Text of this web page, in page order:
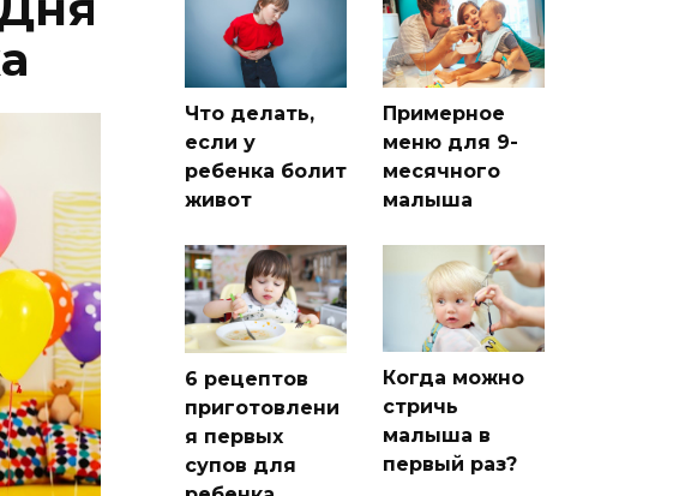
Что делать,
если у
ребенка болит
живот
Примерное
меню для 9-
месячного
малыша
6 рецептов
приготовлени
я первых
супов для
Когда можно
стричь
малыша в
первый раз?